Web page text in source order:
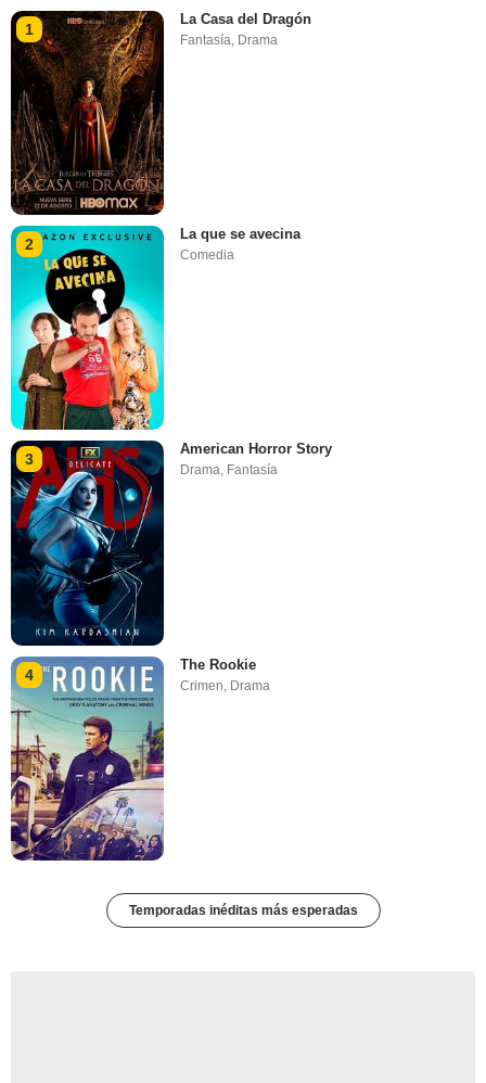
1
La Casa del Dragón
Fantasía Drama
2
La que se avecina
Comedia
3
American Horror Story
Drama, Fantasía
4
The Rookie
Crimen Drama
Temporadas inéditas más esperadas